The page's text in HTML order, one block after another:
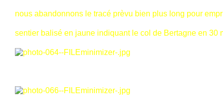
nous abandonnons le tracé prèvu bien plus long pour
sentier balisé en jaune indiquant le col de Bertagne en 30